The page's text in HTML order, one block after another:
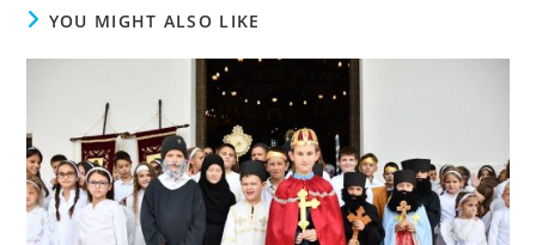
YOU MIGHT ALSO LIKE